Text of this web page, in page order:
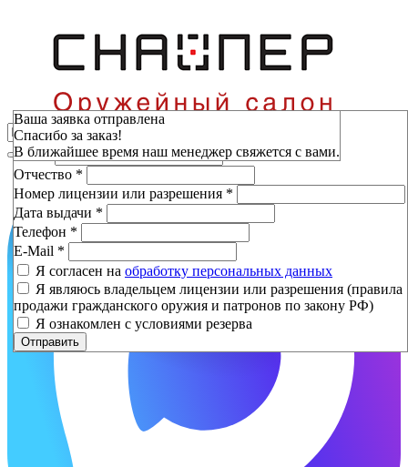
Зарезервировать
Фамилия*
Имя*
Отчество *
Номер лицензии или разрешения *
Дата выдачи *
Телефон *
E-Mail *
Я согласен на обработку персональных данных
Я являюсь владельцем лицензии или разрешения (правила
продажи гражданского оружия и патронов по закону РФ)
Я ознакомлен с условиями резерва
Отправить
Ваша заявка отправлена
Спасибо за заказ!
В ближайшее время наш менеджер свяжется с вами.